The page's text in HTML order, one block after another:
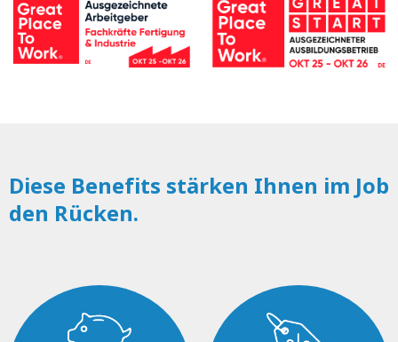
Diese Benefits stärken Ihnen im Job
den Rücken.